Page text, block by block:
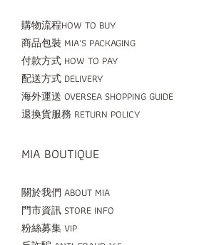
購物流程HOW TO BUY
商品包裝 MIA'S PACKAGING
付款方式 HOW TO PAY
配送方式 DELIVERY
海外運送 OVERSEA SHOPPING GUIDE
退換貨服務 RETURN POLICY
MIA BOUTIQUE
關於我們 ABOUT MIA
門市資訊 STORE INFO
粉絲募集 VIP